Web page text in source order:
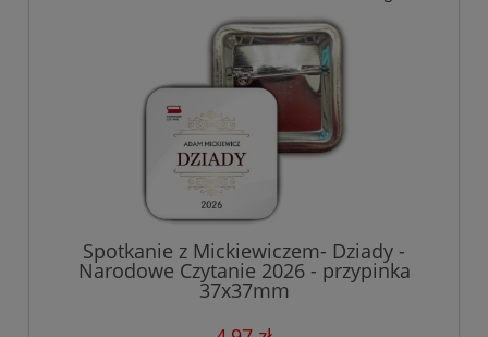
Spotkanie z Mickiewiczem- Dziady -
Narodowe Czytanie 2026 - przypinka
37x37mm